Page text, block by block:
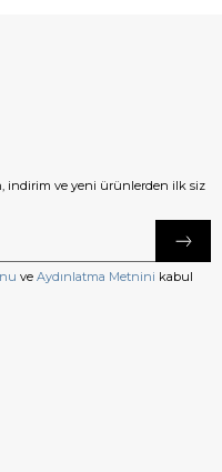
indirim ve yeni ürünlerden ilk siz
ve Aydınlatma Metnini kabul